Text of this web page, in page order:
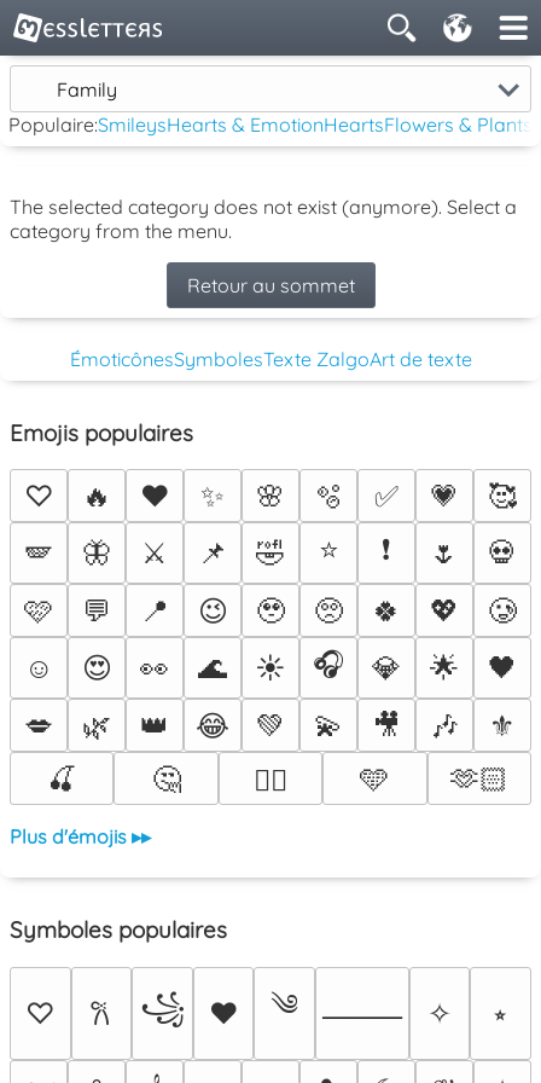
Family
Populaire:SmileysHearts & EmotionHeartsFlowers & Plants
The selected category does not exist (anymore). Select a
category from the menu.
Retour au sommet
ÉmoticônesSymbolesTexte ZalgoArt de texte
Emojis populaires
♡ 🔥 ❤️ ✨ 🌸 🫧 ✅ 💗
🥰
🪽
🦋 ⚔️ 📌 🤣 ⭐ ❗ 🌷
💀
🩷
💬 📍 😉 🥹 🥺 🍀 💖
🥲
☺️
😍 👀 🌊 ☀️ 🎧 💎 🌟
🖤
💋
🌿 👑 😂 💚 💫 🎥 🎶
⚜️
🍒
🤔 ❤️‍🔥 🩵 🫶🏻
Plus d'émojis ▸▸
Symboles populaires
♡ 𐙚 ꧁ ♥ ༄ ⸻ ✧ ⭒